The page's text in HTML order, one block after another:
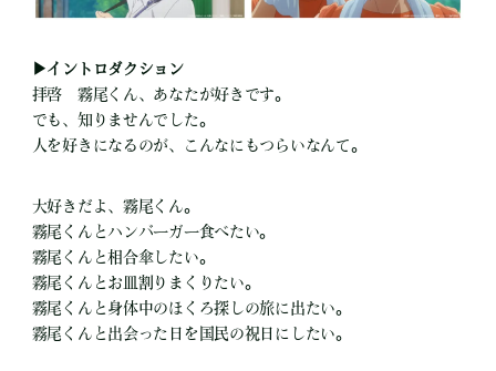
▶イントロダクション
拝啓 霧尾くん、あなたが好きです。
でも、知りませんでした。
人を好きになるのが、こんなにもつらいなんて。
大好きだよ、霧尾くん。
霧尾くんとハンバーガー食べたい。
霧尾くんと相合傘したい。
霧尾くんとお皿割りまくりたい。
霧尾くんと身体中のほくろ探しの旅に出たい。
霧尾くんと出会った日を国民の祝日にしたい。